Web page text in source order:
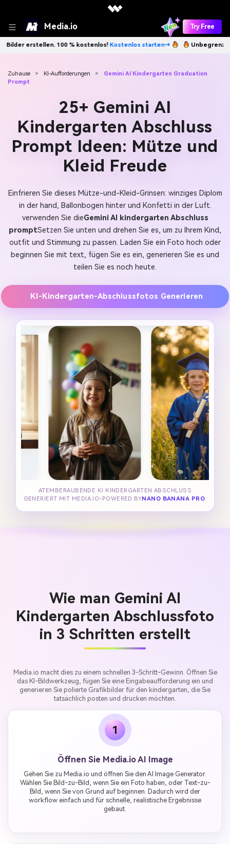
Media.io Try Free
Kostenlos starten→ Unbegrenzt KI-Bilder erstellen. 100 %
Zuhause > KI-Aufforderungen >
Gemini AI Kindergarten Graduation
Prompt
25+ Gemini AI
Kindergarten Abschluss
Prompt Ideen: Mütze und
Kleid Freude
Einfrieren Sie dieses Mütze-und-Kleid-Grinsen: winziges Diplom
in der hand, Ballonbogen hinter und Konfetti in der Luft.
verwenden Sie dieGemini AI kindergarten Abschluss
promptSetzen Sie unten und drehen Sie es, um zu Ihrem Kind,
outfit und Stimmung zu passen. Laden Sie ein Foto hoch oder
beginnen Sie mit text, fügen Sie es ein, generieren Sie es und
teilen Sie es noch heute.
KI-Kindergarten-Abschlussfotos Generieren
ATEMBERAUBENDE KI KINDERGARTEN ABSCHLUSS
GENERIERT MIT MEDIA.IO-POWERED BYNANO BANANA PRO.
Wie man Gemini AI
Kindergarten Abschlussfoto
in 3 Schritten erstellt
Media.io macht dies zu einem schnellen 3-Schritt-Gewinn. Öffnen Sie
das KI-Bildwerkzeug, fügen Sie eine Eingabeaufforderung ein und
generieren Sie polierte Grafikbilder für den kindergarten, die Sie
tatsächlich posten und drucken möchten.
1
Öffnen Sie Media.io AI Image
Gehen Sie zu Media.io und öffnen Sie den AI Image Generator.
Wählen Sie Bild-zu-Bild, wenn Sie ein Foto haben, oder Text-zu-
Bild, wenn Sie von Grund auf beginnen. Dadurch wird der
workflow einfach und für schnelle, realistische Ergebnisse
gebaut.